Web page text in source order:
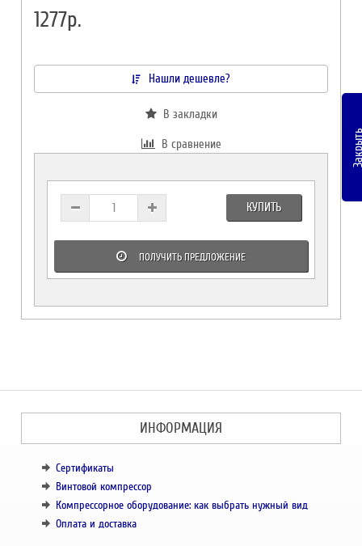
1277р.
Нашли дешевле?
В закладки
В сравнение
КУПИТЬ
ПОЛУЧИТЬ ПРЕДЛОЖЕНИЕ
ИНФОРМАЦИЯ
Сертификаты
Винтовой компрессор
Компрессорное оборудование: как выбрать нужный вид
Оплата и доставка